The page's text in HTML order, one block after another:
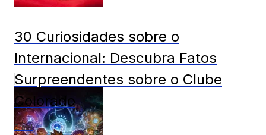
30 Curiosidades sobre o
Internacional: Descubra Fatos
Surpreendentes sobre o Clube
Colorado
Brasil